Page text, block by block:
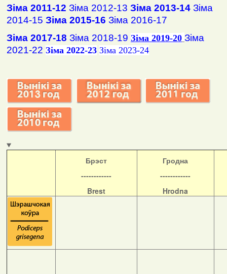
Зіма 2011-12 Зіма 2012-13 Зіма 2013-14 Зіма
2014-15 Зіма 2015-16 Зіма 2016-17
Зіма 2017-18 Зіма 2018-19 Зіма 2019-20 Зіма
2021-22 Зіма 2022-23 Зіма 2023-24
Брэст
------------
Brest
Гродна
------------
Hrodna